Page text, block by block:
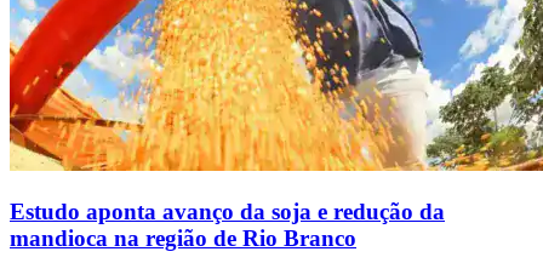
Estudo aponta avanço da soja e redução da
mandioca na região de Rio Branco